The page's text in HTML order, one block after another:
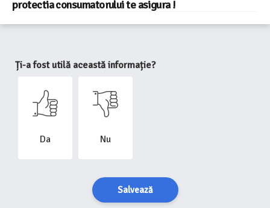
protectia consumatorului te asigura !
Ți-a fost utilă această informație?
Da Nu
Salvează